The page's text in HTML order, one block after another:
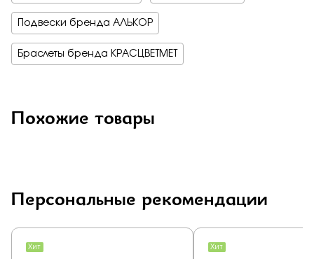
Подвески бренда АЛЬКОР
Браслеты бренда КРАСЦВЕТМЕТ
Похожие товары
Персональные рекомендации